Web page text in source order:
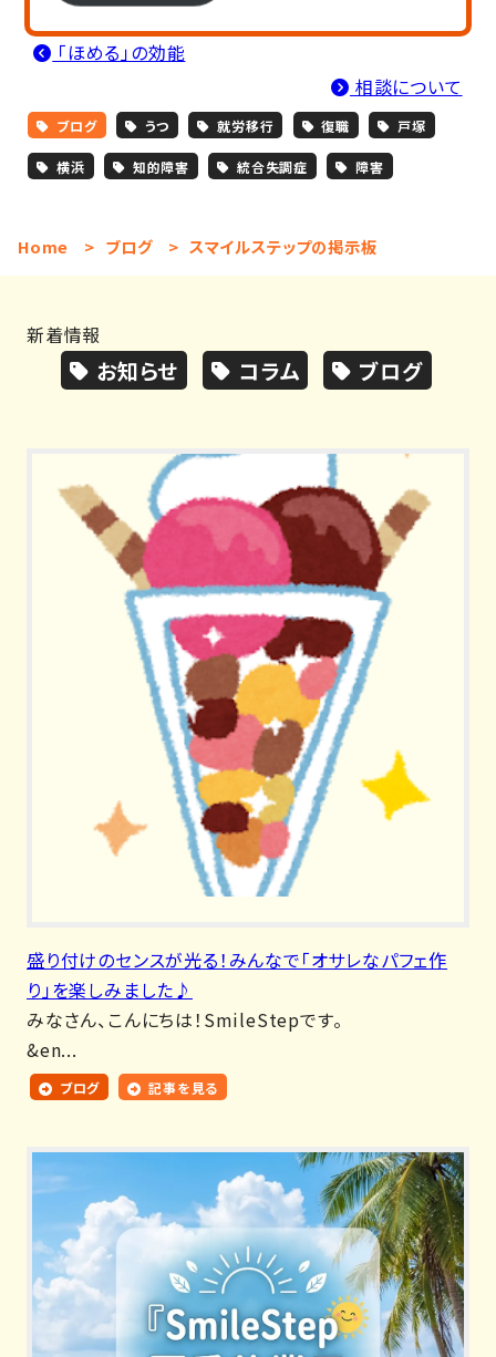
「ほめる」の効能
相談について
ブログ うつ 就労移行 復職 戸塚
横浜 知的障害 統合失調症 障害
Home > ブログ > スマイルステップの掲示板
新着情報
お知らせ コラム ブログ
盛り付けのセンスが光る！みんなで「オサレなパフェ作
り」を楽しみました♪
みなさん、こんにちは！SmileStepです。
&en...
ブログ 記事を見る